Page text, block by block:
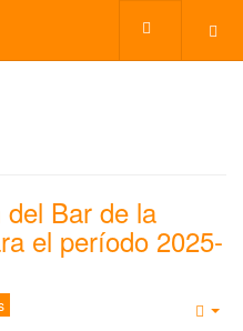
Bar de la
el período 2025-